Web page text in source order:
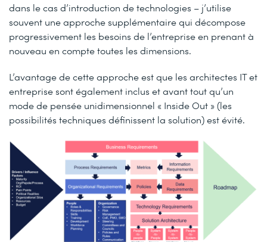
dans le cas d’introduction de technologies – j’utilise
souvent une approche supplémentaire qui décompose
progressivement les besoins de l’entreprise en prenant à
nouveau en compte toutes les dimensions.
L’avantage de cette approche est que les architectes IT et
entreprise sont également inclus et avant tout qu’un
mode de pensée unidimensionnel « Inside Out » (les
possibilités techniques définissent la solution) est évité.